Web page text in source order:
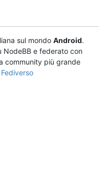
sul mondo Android.
NodeBB e federato con
community più grande
Fediverso